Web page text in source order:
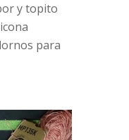
y topito
para